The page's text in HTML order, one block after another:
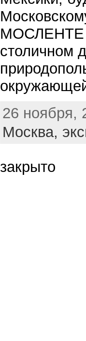
МОСЛЕНТЕ
столичном
26 ноября,
Москва,
закрыто